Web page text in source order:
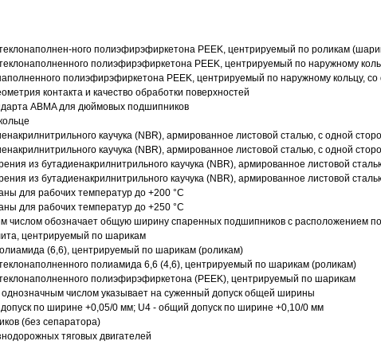
ного полиэфирэфиркетона PEEK, центрируемый по роликам
полиэфирэфиркетона PEEK, центрируемый по наружному
полиэфирэфиркетона PEEK, центрируемый по наружному кольцу,
контакта и качество обработки поверхностей
ABMA для дюймовых подшипников
каучука (NBR), армированное листовой сталью, с одной
каучука (NBR), армированное листовой сталью, с одной
из бутадиенакрилнитрильного каучука (NBR), армированное листовой
из бутадиенакрилнитрильного каучука (NBR), армированное листовой
для рабочих температур до +200 °C
для рабочих температур до +250 °C
числом обозначает общую ширину спаренных подшипников с расположением
центрируемый по шарикам
(6,6), центрируемый по шарикам (роликам)
полиамида 6,6 (4,6), центрируемый по шарикам (роликам)
полиэфирэфиркетона (PEEK), центрируемый по шарикам
однозначным числом указывает на суженный допуск общей ширины
по ширине +0,05/0 мм; U4 - общий допуск по ширине +0,10/0 мм
(без сепаратора)
тяговых двигателей